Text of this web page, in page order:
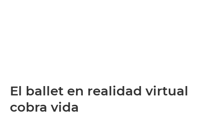
El ballet en realidad virtual
cobra vida